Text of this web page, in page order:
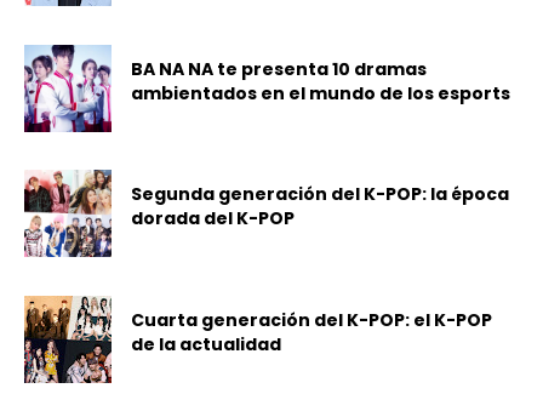
BA NA NA te presenta 10 dramas
ambientados en el mundo de los esports
Segunda generación del K-POP: la época
dorada del K-POP
Cuarta generación del K-POP: el K-POP
de la actualidad